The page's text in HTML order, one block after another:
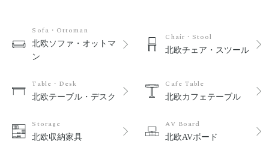
Sofa・Ottoman
北欧ソファ・オットマ
ン
Chair・Stool
北欧チェア・スツール
Table・Desk
北欧テーブル・デスク
Cafe Table
北欧カフェテーブル
Storage
北欧収納家具
AV Board
北欧AVボード